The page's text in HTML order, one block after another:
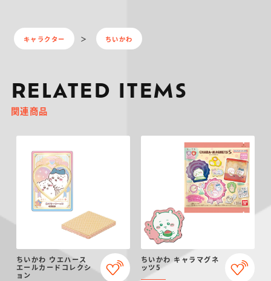
キャラクター ちいかわ
RELATED ITEMS
関連商品
ちいかわ ウエハース
エールカードコレクシ
ョン
ちいかわ キャラマグネ
ッツ5